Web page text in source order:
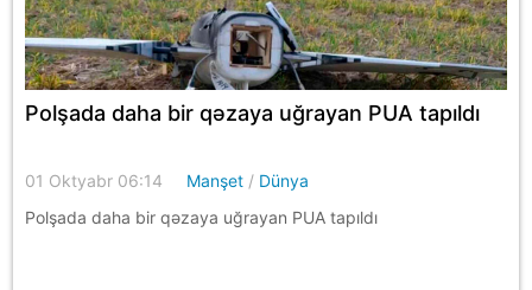
Polşada daha bir qəzaya uğrayan PUA tapıldı
01 Oktyabr 06:14 Manşet / Dünya
Polşada daha bir qəzaya uğrayan PUA tapıldı